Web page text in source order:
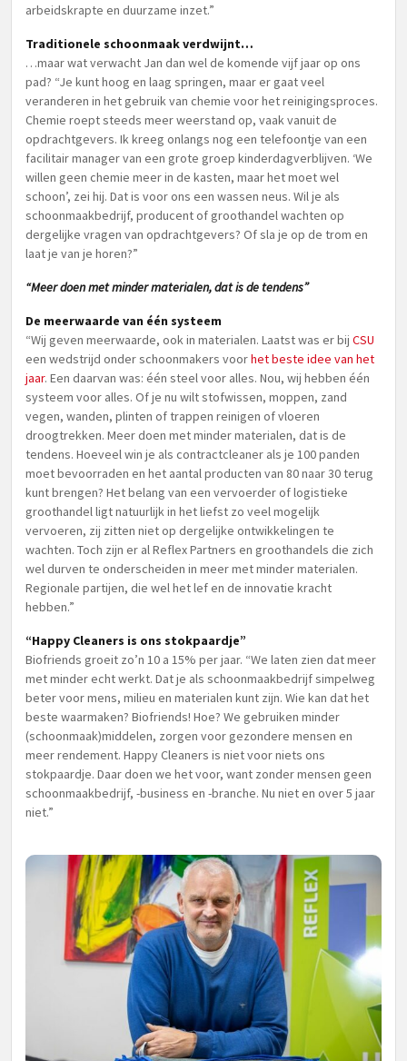
arbeidskrapte en duurzame inzet.”
Traditionele schoonmaak verdwijnt…
…maar wat verwacht Jan dan wel de komende vijf jaar op ons
pad? “Je kunt hoog en laag springen, maar er gaat veel
veranderen in het gebruik van chemie voor het reinigingsproces.
Chemie roept steeds meer weerstand op, vaak vanuit de
opdrachtgevers. Ik kreeg onlangs nog een telefoontje van een
facilitair manager van een grote groep kinderdagverblijven. ‘We
willen geen chemie meer in de kasten, maar het moet wel
schoon’, zei hij. Dat is voor ons een wassen neus. Wil je als
schoonmaakbedrijf, producent of groothandel wachten op
dergelijke vragen van opdrachtgevers? Of sla je op de trom en
laat je van je horen?”
“Meer doen met minder materialen, dat is de tendens”
De meerwaarde van één systeem
“Wij geven meerwaarde, ook in materialen. Laatst was er bij CSU
een wedstrijd onder schoonmakers voorhet beste idee van het
jaar. Een daarvan was: één steel voor alles. Nou, wij hebben één
systeem voor alles. Of je nu wilt stofwissen, moppen, zand
vegen, wanden, plinten of trappen reinigen of vloeren
droogtrekken. Meer doen met minder materialen, dat is de
tendens. Hoeveel win je als contractcleaner als je 100 panden
moet bevoorraden en het aantal producten van 80 naar 30 terug
kunt brengen? Het belang van een vervoerder of logistieke
groothandel ligt natuurlijk in het liefst zo veel mogelijk
vervoeren, zij zitten niet op dergelijke ontwikkelingen te
wachten. Toch zijn er al Reflex Partners en groothandels die zich
wel durven te onderscheiden in meer met minder materialen.
Regionale partijen, die wel het lef en de innovatie kracht
hebben.”
“Happy Cleaners is ons stokpaardje”
Biofriends groeit zo’n 10 a 15% per jaar. “We laten zien dat meer
met minder echt werkt. Dat je als schoonmaakbedrijf simpelweg
beter voor mens, milieu en materialen kunt zijn. Wie kan dat het
beste waarmaken? Biofriends! Hoe? We gebruiken minder
(schoonmaak)middelen, zorgen voor gezondere mensen en
meer rendement. Happy Cleaners is niet voor niets ons
stokpaardje. Daar doen we het voor, want zonder mensen geen
schoonmaakbedrijf, -business en -branche. Nu niet en over 5 jaar
niet.”